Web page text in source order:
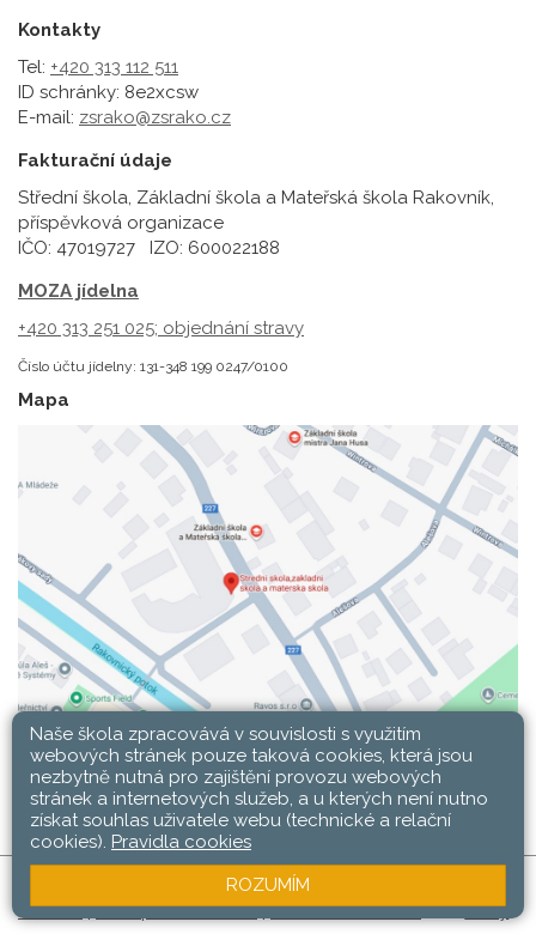
Kontakty
Tel: +420 313 112 511
ID schránky: 8e2xcsw
E-mail: zsrako@zsrako.cz
Fakturační údaje
Střední škola, Základní škola a Mateřská škola Rakovník,
příspěvková organizace
IČO: 47019727 IZO: 600022188
MOZA jídelna
+420 313 251 025; objednání stravy
Číslo účtu jídelny: 131-348 199 0247/0100
Mapa
SŠ, ZŠ a MŠ Rakovník © 2026 |Mapa stránek
Přihlásit|Přístupnost stránek|Pravidla COOKIES
školy
Naše škola zpracovává v souvislosti s využitím
webových stránek pouze taková cookies, která jsou
nezbytně nutná pro zajištění provozu webových
stránek a internetových služeb, a u kterých není nutno
získat souhlas uživatele webu (technické a relační
cookies). Pravidla cookies
ROZUMÍM